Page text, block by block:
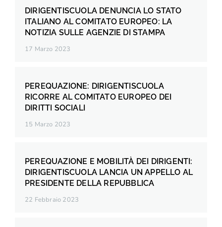
DIRIGENTISCUOLA DENUNCIA LO STATO
ITALIANO AL COMITATO EUROPEO: LA
NOTIZIA SULLE AGENZIE DI STAMPA
17 Marzo 2023
PEREQUAZIONE: DIRIGENTISCUOLA
RICORRE AL COMITATO EUROPEO DEI
DIRITTI SOCIALI
15 Marzo 2023
PEREQUAZIONE E MOBILITÀ DEI DIRIGENTI:
DIRIGENTISCUOLA LANCIA UN APPELLO AL
PRESIDENTE DELLA REPUBBLICA
22 Febbraio 2023